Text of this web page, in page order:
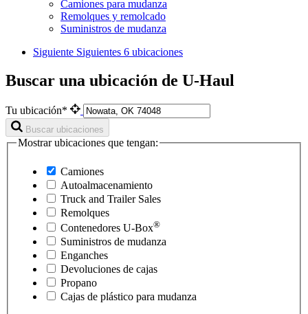
Camiones para mudanza
Remolques y remolcado
Suministros de mudanza
Siguiente Siguientes 6 ubicaciones
Buscar una ubicación de U-Haul
Tu ubicación*
Buscar ubicaciones
Mostrar ubicaciones que tengan:
Camiones
Autoalmacenamiento
Truck and Trailer Sales
Remolques
Contenedores U-Box®
Suministros de mudanza
Enganches
Devoluciones de cajas
Propano
Cajas de plástico para mudanza